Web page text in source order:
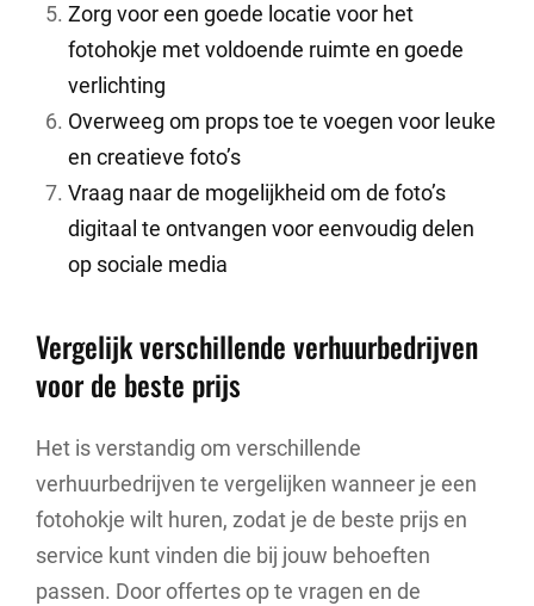
Zorg voor een goede locatie voor het
fotohokje met voldoende ruimte en goede
verlichting
Overweeg om props toe te voegen voor leuke
en creatieve foto’s
Vraag naar de mogelijkheid om de foto’s
digitaal te ontvangen voor eenvoudig delen
op sociale media
Vergelijk verschillende verhuurbedrijven
voor de beste prijs
Het is verstandig om verschillende
verhuurbedrijven te vergelijken wanneer je een
fotohokje wilt huren, zodat je de beste prijs en
service kunt vinden die bij jouw behoeften
passen. Door offertes op te vragen en de